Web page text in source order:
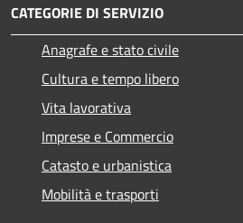
CATEGORIE DI SERVIZIO
Anagrafe e stato civile
Cultura e tempo libero
Vita lavorativa
Imprese e Commercio
Catasto e urbanistica
Mobilità e trasporti